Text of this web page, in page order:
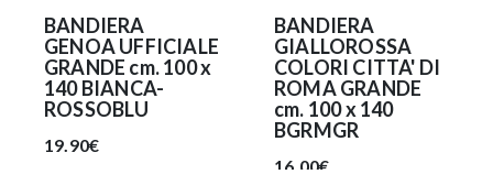
BANDIERA
GENOA UFFICIALE
GRANDE cm. 100 x
140 BIANCA-
ROSSOBLU
19.90€
BANDIERA
GIALLOROSSA
COLORI CITTA' DI
ROMA GRANDE
cm. 100 x 140
BGRMGR
16.00€